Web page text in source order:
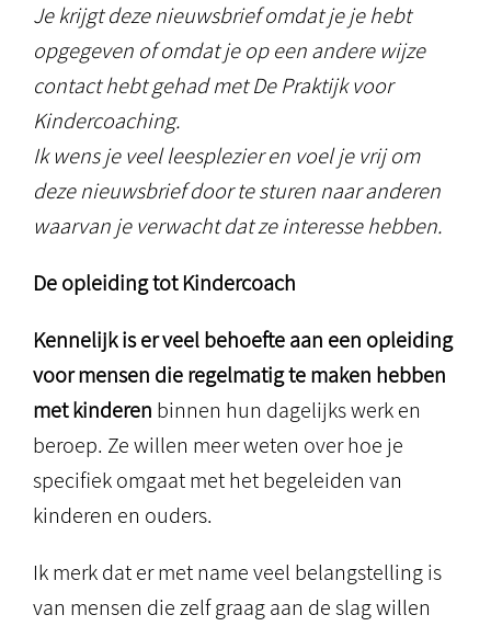
Je krijgt deze nieuwsbrief omdat je je hebt
opgegeven of omdat je op een andere wijze
contact hebt gehad met De Praktijk voor
Kindercoaching.
Ik wens je veel leesplezier en voel je vrij om
deze nieuwsbrief door te sturen naar anderen
waarvan je verwacht dat ze interesse hebben.
De opleiding tot Kindercoach
Kennelijk is er veel behoefte aan een opleiding
voor mensen die regelmatig te maken hebben
met kinderen binnen hun dagelijks werk en
beroep. Ze willen meer weten over hoe je
specifiek omgaat met het begeleiden van
kinderen en ouders.
Ik merk dat er met name veel belangstelling is
van mensen die zelf graag aan de slag willen